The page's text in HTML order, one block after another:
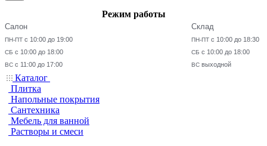
Режим работы
Салон
ПН-ПТ с 10:00 до 19:00
СБ с 10:00 до 18:00
ВС с 11:00 до 17:00
Склад
ПН-ПТ с 10:00 до 18:30
СБ с 10:00 до 18:00
ВС выходной
Каталог
Плитка
Напольные покрытия
Сантехника
Мебель для ванной
Растворы и смеси